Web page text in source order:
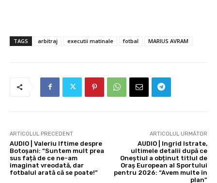
TAGS arbitraj executii matinale fotbal MARIUS AVRAM
ARTICOLUL PRECEDENT
AUDIO | Valeriu Iftime despre
Botoșani: “Suntem mult prea
sus față de ce ne-am
imaginat vreodată, dar
fotbalul arată că se poate!”
ARTICOLUL URMĂTOR
AUDIO | Ingrid Istrate,
ultimele detalii după ce
Oneștiul a obținut titlul de
Oraș European al Sportului
pentru 2026: “Avem multe în
plan”